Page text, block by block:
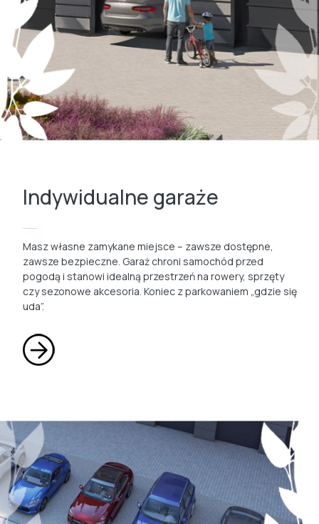
Indywidualne garaże
Masz własne zamykane miejsce – zawsze dostępne,
zawsze bezpieczne. Garaż chroni samochód przed
pogodą i stanowi idealną przestrzeń na rowery, sprzęty
czy sezonowe akcesoria. Koniec z parkowaniem „gdzie się
uda”.